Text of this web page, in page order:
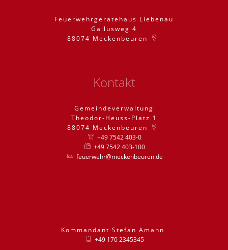
Feuerwehrgerätehaus Liebenau
Gallusweg 4
88074 Meckenbeuren
Kontakt
Gemeindeverwaltung
Theodor-Heuss-Platz 1
88074 Meckenbeuren
+49 7542 403-0
+49 7542 403-100
feuerwehr@meckenbeuren.de
Kommandant Stefan Amann
+49 170 2345345